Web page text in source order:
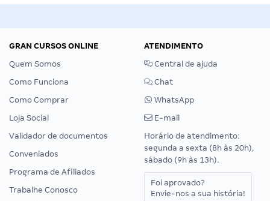
GRAN CURSOS ONLINE
Quem Somos
Como Funciona
Como Comprar
Loja Social
Validador de documentos
Conveniados
Programa de Afiliados
Trabalhe Conosco
ATENDIMENTO
Central de ajuda
Chat
WhatsApp
E-mail
Horário de atendimento:
segunda a sexta (8h às 20h),
sábado (9h às 13h).
Foi aprovado?
Envie-nos a sua história!